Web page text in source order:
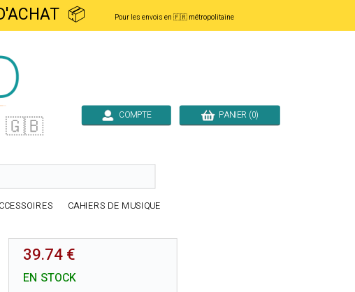
D'ACHAT 📦 Pour les envois en 🇫🇷 métropolitaine
🇬🇧 COMPTE PANIER (0)
CAHIERS DE MUSIQUE
39.74 €
EN STOCK